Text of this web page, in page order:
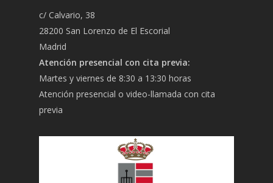
c/ Calvario, 38
28200 San Lorenzo de El Escorial
Madrid
Atención presencial con cita previa:
Martes y viernes de 8:30 a 13:30 horas
Atención presencial o video-llamada con cita
previa